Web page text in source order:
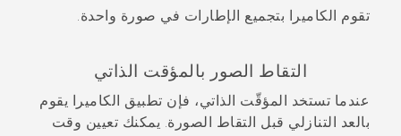
تقوم الكاميرا بتجميع الإطارات في صورة واحدة.
التقاط الصور بالمؤقت الذاتي
عندما تستخد المؤقّت الذاتي، فإن تطبيق الكاميرا يقوم
بالعد التنازلي قبل التقاط الصورة. يمكنك تعيين وقت